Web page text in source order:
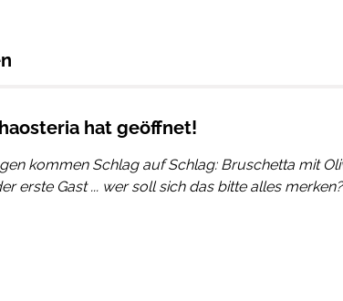
hat geöffnet!
kommen Schlag auf Schlag: Bruschetta mit
erste Gast ... wer soll sich das bitte alles merken?